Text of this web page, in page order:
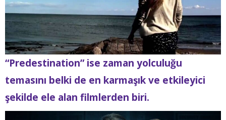
“Predestination” ise zaman yolculuğu
temasını belki de en karmaşık ve etkileyici
şekilde ele alan filmlerden biri.